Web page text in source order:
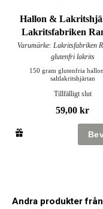
Hallon &
Lakritsfabriken
Varumärke: Lakritsfabriken
glutenfri lakrits
150 gram glutenfria
saltlakritshjärtan
Tillfälligt slut
59,00 kr
Andra produkter